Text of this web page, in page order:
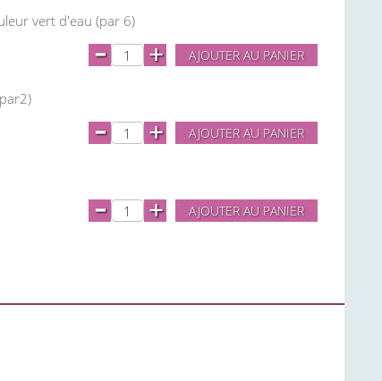
vert d'eau (par 6)
AJOUTER AU PANIER
- +
AJOUTER AU PANIER
- +
AJOUTER AU PANIER
- +